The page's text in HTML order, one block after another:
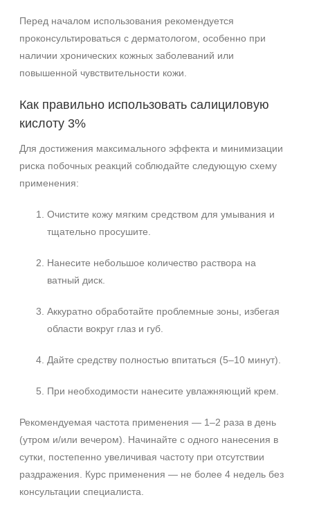
Перед началом использования рекомендуется
проконсультироваться с дерматологом, особенно при
наличии хронических кожных заболеваний или
повышенной чувствительности кожи.
Как правильно использовать салициловую
кислоту 3%
Для достижения максимального эффекта и минимизации
риска побочных реакций соблюдайте следующую схему
применения:
Очистите кожу мягким средством для умывания и
тщательно просушите.
Нанесите небольшое количество раствора на
ватный диск.
Аккуратно обработайте проблемные зоны, избегая
области вокруг глаз и губ.
Дайте средству полностью впитаться (5–10 минут).
При необходимости нанесите увлажняющий крем.
Рекомендуемая частота применения — 1–2 раза в день
(утром и/или вечером). Начинайте с одного нанесения в
сутки, постепенно увеличивая частоту при отсутствии
раздражения. Курс применения — не более 4 недель без
консультации специалиста.